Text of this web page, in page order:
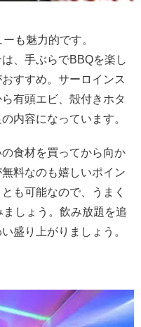
も魅力的です。
、手ぶらでBBQを楽し
すすめ。サーロインス
有頭エビ、殻付きホタ
内容になっています。
食材を買ってから向か
料なのも嬉しいポイン
も可能なので、うまく
しょう。飲み放題を追
盛り上がりましょう。